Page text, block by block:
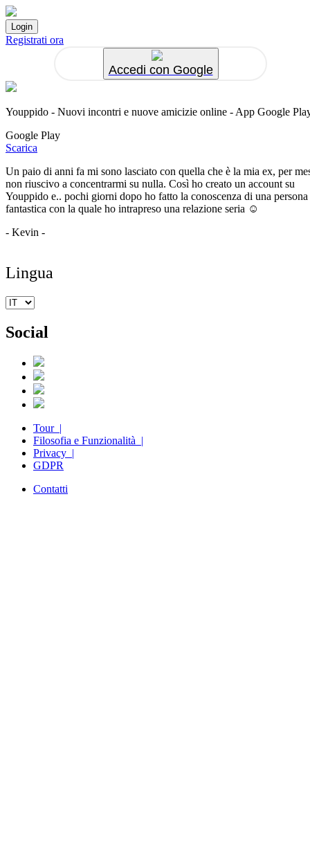
Registrati ora
Accedi con Google
Youppido - Nuovi incontri e nuove amicizie online - App Google
Google Play
Scarica
Un paio di anni fa mi sono lasciato con quella che è la mia ex, per
non riuscivo a concentrarmi su nulla. Così ho creato un account su
Youppido e.. pochi giorni dopo ho fatto la conoscenza di una persona
fantastica con la quale ho intrapreso una relazione seria ☺️
- Kevin -
Lingua
Social
Tour |
Filosofia e Funzionalità |
Privacy |
GDPR
Contatti